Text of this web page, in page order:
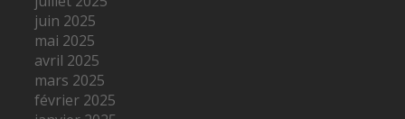
juin 2025
mai 2025
avril 2025
mars 2025
février 2025